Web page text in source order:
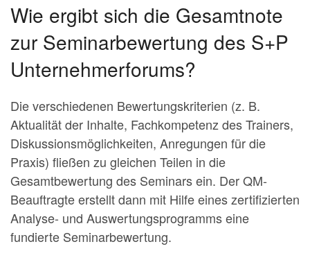
Wie ergibt sich die Gesamtnote
zur Seminarbewertung des S+P
Unternehmerforums?
Die verschiedenen Bewertungskriterien (z. B.
Aktualität der Inhalte, Fachkompetenz des Trainers,
Diskussionsmöglichkeiten, Anregungen für die
Praxis) fließen zu gleichen Teilen in die
Gesamtbewertung des Seminars ein. Der QM-
Beauftragte erstellt dann mit Hilfe eines zertifizierten
Analyse- und Auswertungsprogramms eine
fundierte Seminarbewertung.